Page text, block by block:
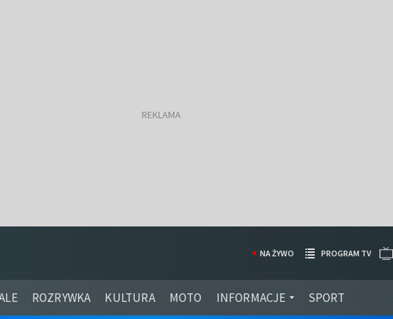
ROZRYWKA KULTURA MOTO INFORMACJE SPORT
NA ŻYWO PROGRAM TV